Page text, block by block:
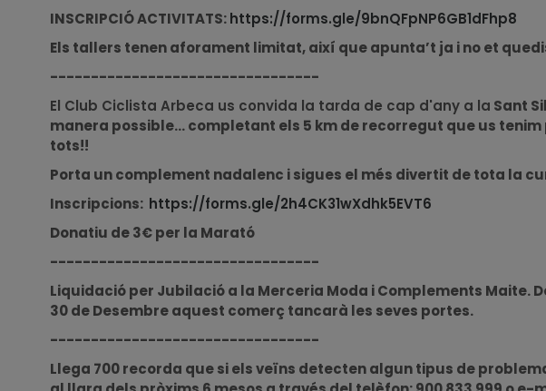
INSCRIPCIÓ ACTIVITATS:https://forms.gle/9bnQFpNP6GB1dFhp8
Els tallers tenen aforament limitat, així que apunta’t ja i no et
---------------------------------
El Club Ciclista Arbeca us convida la tarda de cap d'any a la Sant
manera possible... completant els 5 km de recorregut que us
tots!!
Porta un complement nadalenc i sigues el més divertit de tota la
Inscripcions: https://forms.gle/2h4CK31wXdhk5EVT6
Donatiu de 3€ per la Marató
---------------------------------
Liquidació per Jubilació a la Merceria Moda i Complements Maite.
30 de Desembre aquest comerç tancarà les seves portes.
---------------------------------
Llega 700 recorda que si els veïns detecten algun tipus de